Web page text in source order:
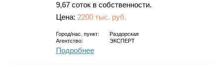
9,67 соток в собственности.
Цена: 2200 тыс. руб.
Город/нас. пункт:
Раздорская
Агентство:
ЭКСПЕРТ
Подробнее